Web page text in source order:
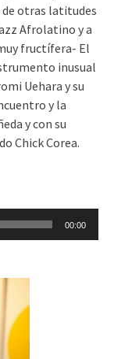
de otras latitudes
Afrolatino y a
fructífera- El
inusual
Uehara y su
y la
y con su
Chick Corea.
00:00